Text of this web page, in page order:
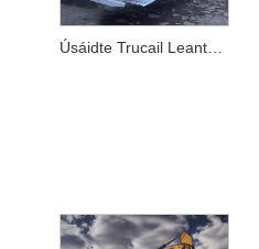
Úsáidte Trucail Leantóir Umar Breosla